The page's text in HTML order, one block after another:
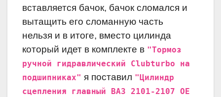
вставляется бачок, бачок сломался и
вытащить его сломанную часть
нельзя и в итоге, вместо цилинда
который идет в комплекте в "Тормоз
ручной гидравлический Clubturbo на
подшипниках" я поставил "Цилиндр
сцепления главный ВАЗ 2101-2107 OЕ